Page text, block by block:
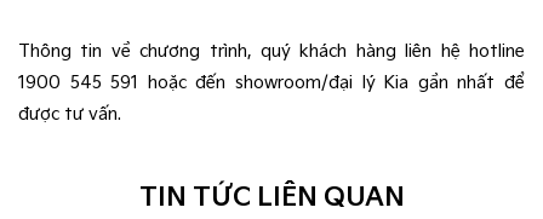
Thông tin về chương trình, quý khách hàng liên hệ hotline
1900 545 591 hoặc đến showroom/đại lý Kia gần nhất để
được tư vấn.
TIN TỨC LIÊN QUAN